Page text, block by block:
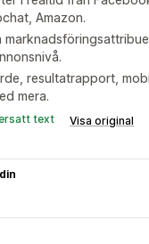
Amazon.
resultatrapport,
mera.
text Visa original